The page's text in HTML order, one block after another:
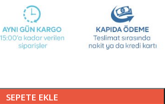
SEPETE EKLE